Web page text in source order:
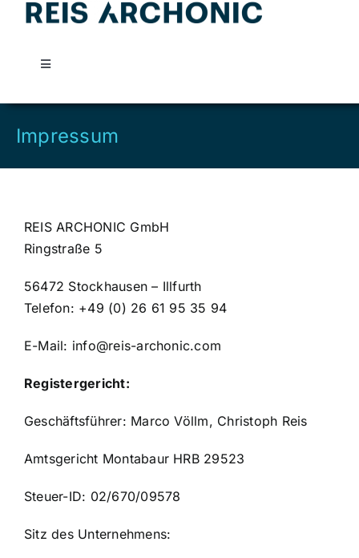
Toggle
Reis Archonic
Impressum
REIS ARCHONIC GmbH
Ringstraße 5
56472 Stockhausen – Illfurth
Telefon: +49 (0) 26 61 95 35 94
E-Mail: info@reis-archonic.com
Registergericht:
Geschäftsführer: Marco Völlm, Christoph Reis
Amtsgericht Montabaur HRB 29523
Steuer-ID: 02/670/09578
Sitz des Unternehmens: